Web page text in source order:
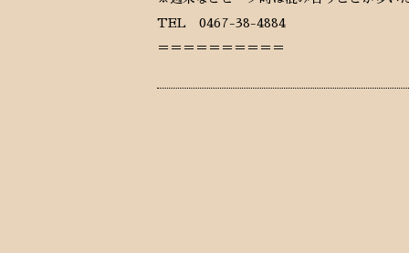
TEL 0467-38-4884
＝＝＝＝＝＝＝＝＝＝